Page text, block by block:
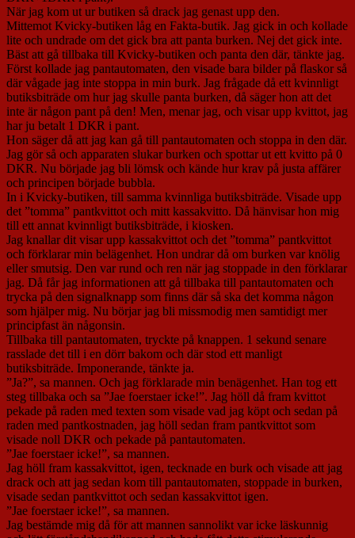
När jag kom ut ur butiken så drack jag genast upp den.
Mittemot Kvicky-butiken låg en Fakta-butik. Jag gick in och kollade
lite och undrade om det gick bra att panta burken. Nej det gick inte.
Bäst att gå tillbaka till Kvicky-butiken och panta den där, tänkte jag.
Först kollade jag pantautomaten, den visade bara bilder på flaskor så
där vågade jag inte stoppa in min burk. Jag frågade då ett kvinnligt
butiksbiträde om hur jag skulle panta burken, då säger hon att det
inte är någon pant på den! Men, menar jag, och visar upp kvittot, jag
har ju betalt 1 DKR i pant.
Hon säger då att jag kan gå till pantautomaten och stoppa in den där.
Jag gör så och apparaten slukar burken och spottar ut ett kvitto på 0
DKR. Nu började jag bli lömsk och kände hur krav på justa affärer
och principen började bubbla.
In i Kvicky-butiken, till samma kvinnliga butiksbiträde. Visade upp
det ”tomma” pantkvittot och mitt kassakvitto. Då hänvisar hon mig
till ett annat kvinnligt butiksbiträde, i kiosken.
Jag knallar dit visar upp kassakvittot och det ”tomma” pantkvittot
och förklarar min belägenhet. Hon undrar då om burken var knölig
eller smutsig. Den var rund och ren när jag stoppade in den förklarar
jag. Då får jag informationen att gå tillbaka till pantautomaten och
trycka på den signalknapp som finns där så ska det komma någon
som hjälper mig. Nu börjar jag bli missmodig men samtidigt mer
principfast än någonsin.
Tillbaka till pantautomaten, tryckte på knappen. 1 sekund senare
rasslade det till i en dörr bakom och där stod ett manligt
butiksbiträde. Imponerande, tänkte ja.
”Ja?”, sa mannen. Och jag förklarade min benägenhet. Han tog ett
steg tillbaka och sa ”Jae foerstaer icke!”. Jag höll då fram kvittot
pekade på raden med texten som visade vad jag köpt och sedan på
raden med pantkostnaden, jag höll sedan fram pantkvittot som
visade noll DKR och pekade på pantautomaten.
”Jae foerstaer icke!”, sa mannen.
Jag höll fram kassakvittot, igen, tecknade en burk och visade att jag
drack och att jag sedan kom till pantautomaten, stoppade in burken,
visade sedan pantkvittot och sedan kassakvittot igen.
”Jae foerstaer icke!”, sa mannen.
Jag bestämde mig då för att mannen sannolikt var icke läskunnig